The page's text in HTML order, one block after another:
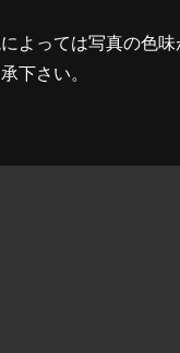
よっては写真の色
下さい。